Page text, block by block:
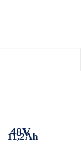
11,2Ah
48V